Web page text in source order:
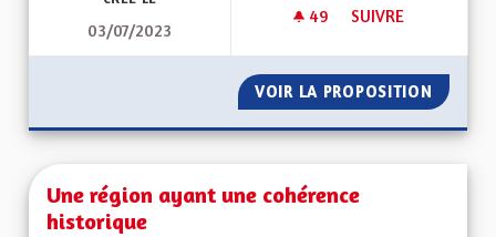
03/07/2023
49 49 ABONNÉS
SUIVRE
VOIR LA PROPOSITION
Une région ayant une cohérence
historique